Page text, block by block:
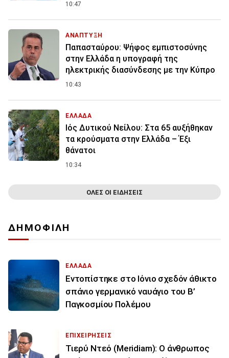
10:47
ΑΝΑΠΤΥΞΗ
Παπασταύρου: Ψήφος εμπιστοσύνης
στην Ελλάδα η υπογραφή της
ηλεκτρικής διασύνδεσης με την Κύπρο
10:43
ΕΛΛΑΔΑ
Ιός Δυτικού Νείλου: Στα 65 αυξήθηκαν
τα κρούσματα στην Ελλάδα – Έξι
θάνατοι
10:34
ΟΛΕΣ ΟΙ ΕΙΔΗΣΕΙΣ
ΔΗΜΟΦΙΛΗ
ΕΛΛΑΔΑ
Εντοπίστηκε στο Ιόνιο σχεδόν άθικτο
σπάνιο γερμανικό ναυάγιο του Β’
Παγκοσμίου Πολέμου
ΕΠΙΧΕΙΡΗΣΕΙΣ
Τιερύ Ντεό (Meridiam): Ο άνθρωπος